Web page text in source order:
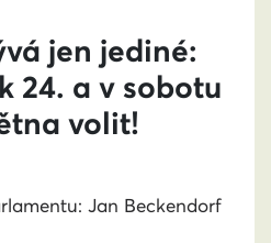
jen jediné:
24. a v sobotu
volit!
Jan Beckendorf